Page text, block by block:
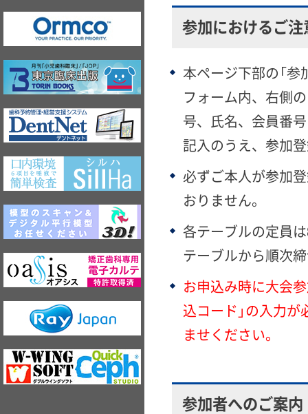
参加におけるご注
本ページ下部の「
フォーム内、右側
号、氏名、会員番
記入のうえ、参加
必ずご本人が参加
おりません。
各テーブルの定員
テーブルから順次
お申込み時に大会
込コード」の入力
ませください。
参加者へのご案内